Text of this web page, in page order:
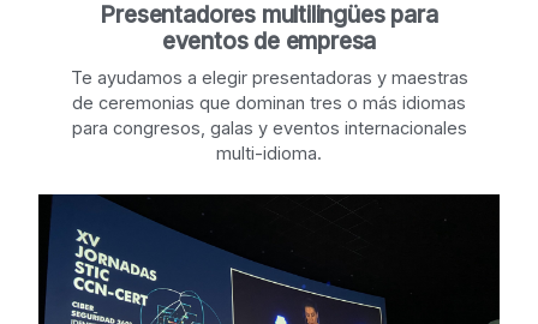
Presentadores multilingües para
eventos de empresa
Te ayudamos a elegir presentadoras y maestras
de ceremonias que dominan tres o más idiomas
para congresos, galas y eventos internacionales
multi-idioma.